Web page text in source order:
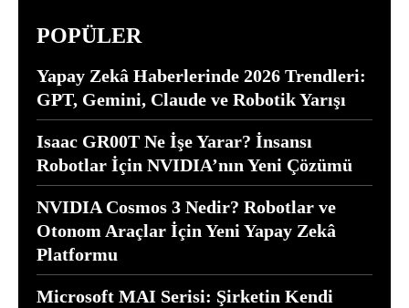
POPÜLER
Yapay Zekâ Haberlerinde 2026 Trendleri:
GPT, Gemini, Claude ve Robotik Yarışı
Isaac GR00T Ne İşe Yarar? İnsansı
Robotlar İçin NVIDIA’nın Yeni Çözümü
NVIDIA Cosmos 3 Nedir? Robotlar ve
Otonom Araçlar İçin Yeni Yapay Zekâ
Platformu
Microsoft MAI Serisi: Şirketin Kendi